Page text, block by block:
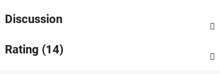
Discussion
Rating (14)